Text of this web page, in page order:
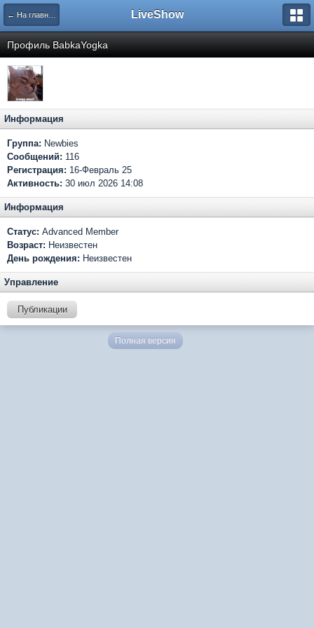
← На главную LiveShow
Профиль BabkaYogka
Информация
Группа: Newbies
Сообщений: 116
Регистрация: 16-Февраль 25
Активность: 30 июл 2026 14:08
Информация
Статус: Advanced Member
Возраст: Неизвестен
День рождения: Неизвестен
Управление
Публикации
Полная версия